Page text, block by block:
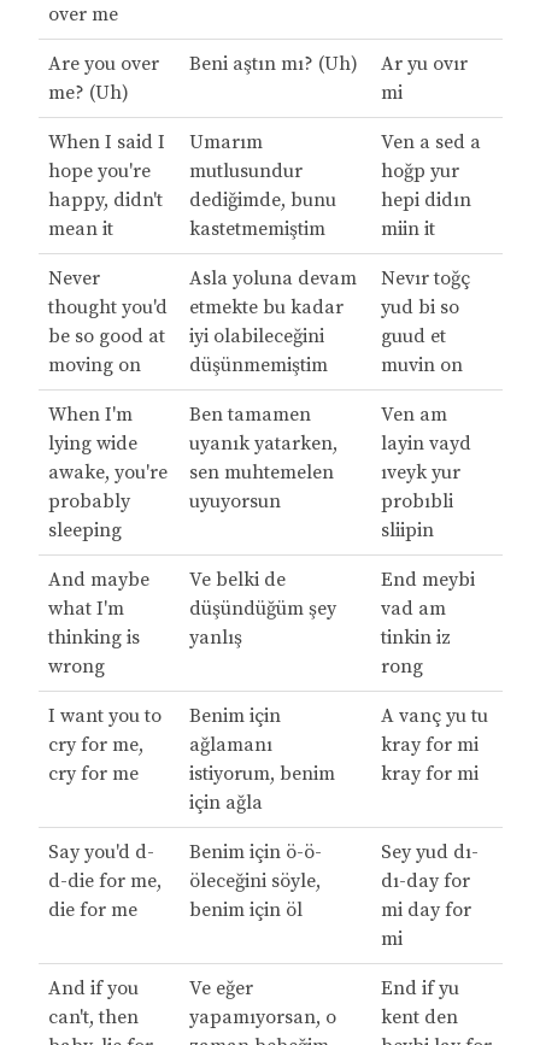
over me
Are you over
me? (Uh)
Beni aştın mı? (Uh)
Ar yu ovır
mi
When I said I
hope you're
happy, didn't
mean it
Umarım
mutlusundur
dediğimde, bunu
kastetmemiştim
Ven a sed a
hoğp yur
hepi didın
miin it
Never
thought you'd
be so good at
moving on
Asla yoluna devam
etmekte bu kadar
iyi olabileceğini
düşünmemiştim
Nevır toğç
yud bi so
guud et
muvin on
When I'm
lying wide
awake, you're
probably
sleeping
Ben tamamen
uyanık yatarken,
sen muhtemelen
uyuyorsun
Ven am
layin vayd
ıveyk yur
probıbli
sliipin
And maybe
what I'm
thinking is
wrong
Ve belki de
düşündüğüm şey
yanlış
End meybi
vad am
tinkin iz
rong
I want you to
cry for me,
cry for me
Benim için
ağlamanı
istiyorum, benim
için ağla
A vanç yu tu
kray for mi
kray for mi
Say you'd d-
d-die for me,
die for me
Benim için ö-ö-
öleceğini söyle,
benim için öl
Sey yud dı-
dı-day for
mi day for
mi
And if you
can't, then
Ve eğer
yapamıyorsan, o
End if yu
kent den